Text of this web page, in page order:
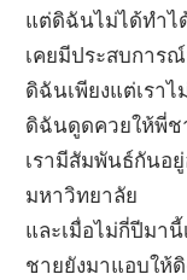
แต่ดิฉันไม่ได้ทำไ
เคยมีประสบการ
ดิฉันเพียงแต่เรา
ดิฉันดูดควยให้พี่ช
เรามีสัมพันธ์กันอ
มหาวิทยาลัย
และเมื่อไม่กี่ปีมา
ชายยังมาแอบให้